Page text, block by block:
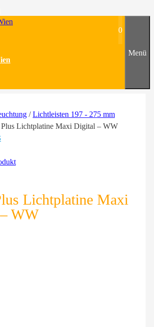
0
Menü
/Lichtleisten 197 - 275 mm
Plus Lichtplatine Maxi Digital – WW
Lichtplatine Maxi
WW